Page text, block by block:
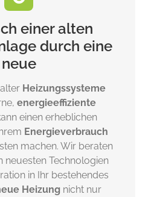
einer alten
durch eine
neue
Heizungssysteme
energieeffiziente
einen erheblichen
Energieverbrauch
machen. Wir beraten
neuesten Technologien
in Ihr bestehendes
Heizung nicht nur